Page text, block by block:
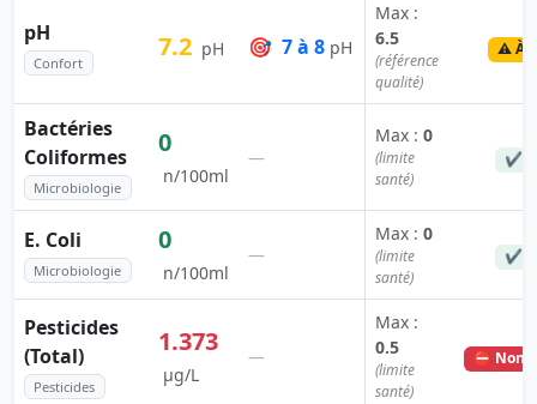
pH
Confort
7.2 pH 🎯 7 à 8 pH
Max :
6.5
(référence
qualité)
⚠️ À
Bactéries
Coliformes
Microbiologie
0
n/100ml
—
Max : 0
(limite
santé)
✔
E. Coli
Microbiologie
0
n/100ml
—
Max : 0
(limite
santé)
✔
Pesticides
(Total)
Pesticides
1.373
µg/L
—
Max :
0.5
(limite
santé)
⛔ Non